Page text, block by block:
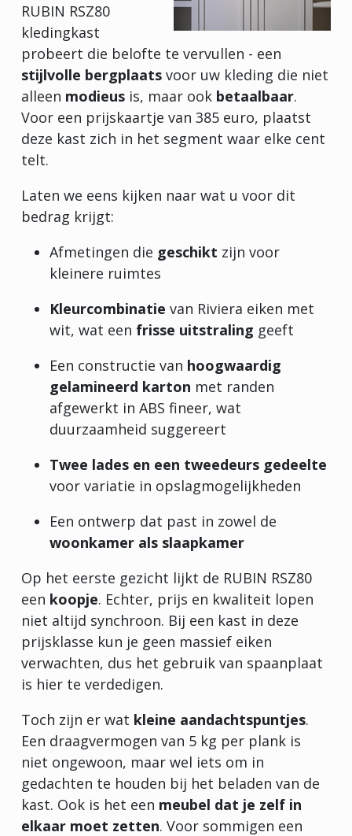
RUBIN RSZ80
kledingkast
probeert die belofte te vervullen - een
stijlvolle bergplaats voor uw kleding die niet
alleen modieus is, maar ook betaalbaar.
Voor een prijskaartje van 385 euro, plaatst
deze kast zich in het segment waar elke cent
telt.
Laten we eens kijken naar wat u voor dit
bedrag krijgt:
Afmetingen die geschikt zijn voor
kleinere ruimtes
Kleurcombinatie van Riviera eiken met
wit, wat een frisse uitstraling geeft
Een constructie van hoogwaardig
gelamineerd karton met randen
afgewerkt in ABS fineer, wat
duurzaamheid suggereert
Twee lades en een tweedeurs gedeelte
voor variatie in opslagmogelijkheden
Een ontwerp dat past in zowel de
woonkamer als slaapkamer
Op het eerste gezicht lijkt de RUBIN RSZ80
een koopje. Echter, prijs en kwaliteit lopen
niet altijd synchroon. Bij een kast in deze
prijsklasse kun je geen massief eiken
verwachten, dus het gebruik van spaanplaat
is hier te verdedigen.
Toch zijn er wat kleine aandachtspuntjes.
Een draagvermogen van 5 kg per plank is
niet ongewoon, maar wel iets om in
gedachten te houden bij het beladen van de
kast. Ook is het een meubel dat je zelf in
elkaar moet zetten. Voor sommigen een